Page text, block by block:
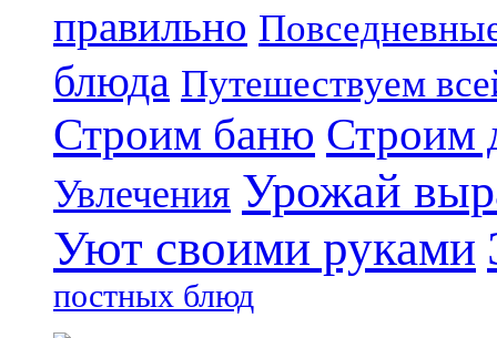
правильно
блюда Путешествуем
Строим баню Строим
Увлечения Урожай
Уют своими руками
постных блюд